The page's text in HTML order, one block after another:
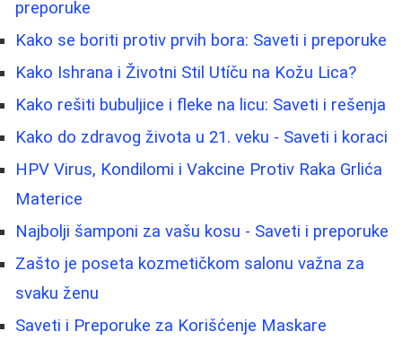
preporuke
Kako se boriti protiv prvih bora: Saveti i preporuke
Kako Ishrana i Životni Stil Utíču na Kožu Lica?
Kako rešiti bubuljice i fleke na licu: Saveti i rešenja
Kako do zdravog života u 21. veku - Saveti i koraci
HPV Virus, Kondilomi i Vakcine Protiv Raka Grlića
Materice
Najbolji šamponi za vašu kosu - Saveti i preporuke
Zašto je poseta kozmetičkom salonu važna za
svaku ženu
Saveti i Preporuke za Korišćenje Maskare